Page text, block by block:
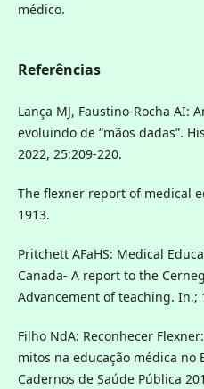
médico.
Referências
Lança MJ, Faustino-Rocha AI:
evoluindo de “mãos dadas”.
2022, 25:209-220.
The flexner report of medical
1913.
Pritchett AFaHS: Medical
Canada- A report to the
Advancement of teaching. In.;
Filho NdA: Reconhecer
mitos na educação médica no
Cadernos de Saúde Pública